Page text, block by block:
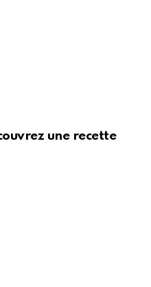
une recette